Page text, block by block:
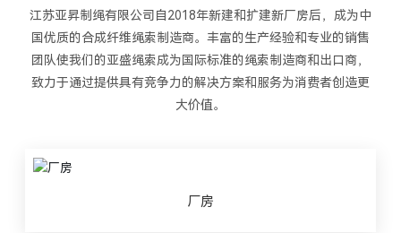
江苏亚昇制绳有限公司自2018年新建和扩建新厂房后，成为中
国优质的合成纤维绳索制造商。丰富的生产经验和专业的销售
团队使我们的亚盛绳索成为国际标准的绳索制造商和出口商，
致力于通过提供具有竞争力的解决方案和服务为消费者创造更
大价值。
厂房